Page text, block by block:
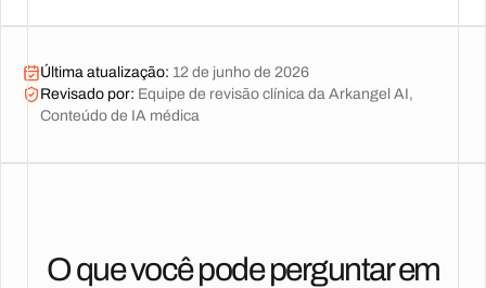
Última atualização: 12 de junho de 2026
Revisado por: Equipe de revisão clínica da Arkangel AI,
Conteúdo de IA médica
O que você pode perguntar em